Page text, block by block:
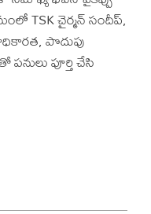
TSK చైర్మన్ సందీప్,
పొదుపు
పూర్తి చేసి